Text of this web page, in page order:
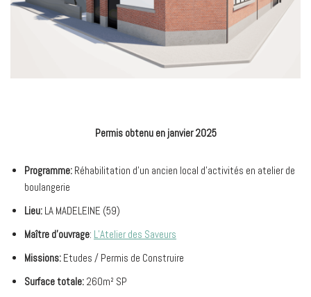
Permis obtenu en janvier 2025
Programme: Réhabilitation d’un ancien local d’activités en atelier de
boulangerie
Lieu: LA MADELEINE (59)
Maître d’ouvrage: L’Atelier des Saveurs
Missions: Etudes / Permis de Construire
Surface totale: 260m² SP